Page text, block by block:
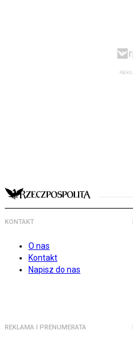
KONTAKT
O nas
Kontakt
Napisz do nas
REKLAMA I PRENUMERATA